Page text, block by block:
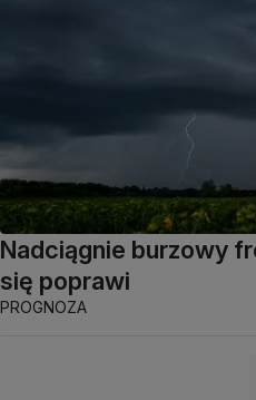
Nadciągnie burzowy
się poprawi
PROGNOZA